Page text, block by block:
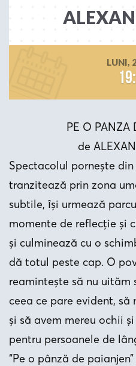
LUNI,
PE O PANZA
de
Spectacolul pornește
tranzitează prin zona
subtile, ȋși urmează
momente de reflecție și
și culminează cu o
dă totul peste cap. O
reamintește să nu uităm
ceea ce pare evident,
și să avem mereu ochii
pentru persoanele de
“Pe o pânză de